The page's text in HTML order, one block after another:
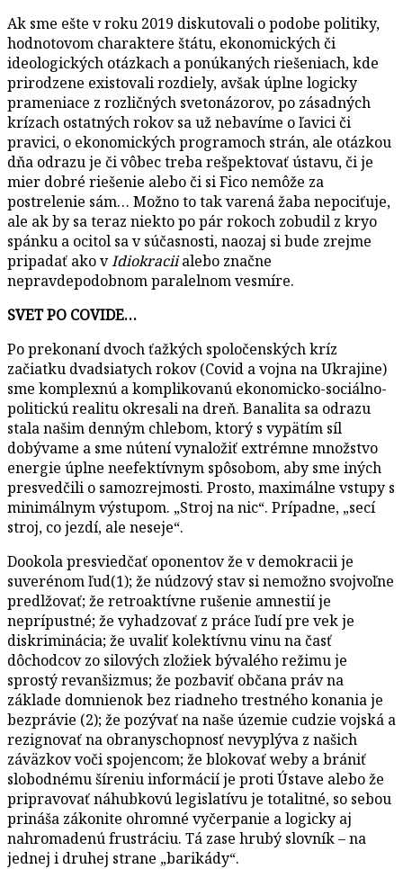
Ak sme ešte v roku 2019 diskutovali o podobe politiky,
hodnotovom charaktere štátu, ekonomických či
ideologických otázkach a ponúkaných riešeniach, kde
prirodzene existovali rozdiely, avšak úplne logicky
prameniace z rozličných svetonázorov, po zásadných
krízach ostatných rokov sa už nebavíme o ľavici či
pravici, o ekonomických programoch strán, ale otázkou
dňa odrazu je či vôbec treba rešpektovať ústavu, či je
mier dobré riešenie alebo či si Fico nemôže za
postrelenie sám… Možno to tak varená žaba nepociťuje,
ale ak by sa teraz niekto po pár rokoch zobudil z kryo
spánku a ocitol sa v súčasnosti, naozaj si bude zrejme
pripadať ako vIdiokraciialebo značne
nepravdepodobnom paralelnom vesmíre.
SVET PO COVIDE…
Po prekonaní dvoch ťažkých spoločenských kríz
začiatku dvadsiatych rokov (Covid a vojna na Ukrajine)
sme komplexnú a komplikovanú ekonomicko-sociálno-
politickú realitu okresali na dreň. Banalita sa odrazu
stala našim denným chlebom, ktorý s vypätím síl
dobývame a sme nútení vynaložiť extrémne množstvo
energie úplne neefektívnym spôsobom, aby sme iných
presvedčili o samozrejmosti. Prosto, maximálne vstupy s
minimálnym výstupom. „Stroj na nic“. Prípadne, „secí
stroj, co jezdí, ale neseje“.
Dookola presviedčať oponentov že v demokracii je
suverénom ľud(1); že núdzový stav si nemožno svojvoľne
predlžovať; že retroaktívne rušenie amnestií je
neprípustné; že vyhadzovať z práce ľudí pre vek je
diskriminácia; že uvaliť kolektívnu vinu na časť
dôchodcov zo silových zložiek bývalého režimu je
sprostý revanšizmus; že pozbaviť občana práv na
základe domnienok bez riadneho trestného konania je
bezprávie (2); že pozývať na naše územie cudzie vojská a
rezignovať na obranyschopnosť nevyplýva z našich
záväzkov voči spojencom; že blokovať weby a brániť
slobodnému šíreniu informácií je proti Ústave alebo že
pripravovať náhubkovú legislatívu je totalitné, so sebou
prináša zákonite ohromné vyčerpanie a logicky aj
nahromadenú frustráciu. Tá zase hrubý slovník – na
jednej i druhej strane „barikády“.